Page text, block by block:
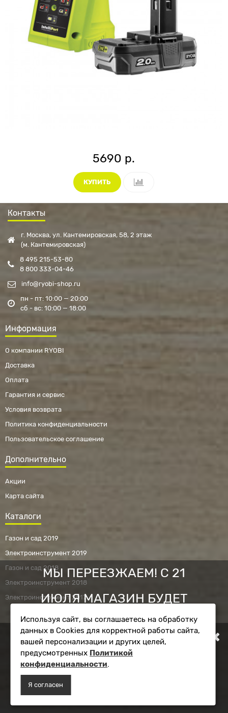
5690 р.
КУПИТЬ
МЫ ПЕРЕЕЗЖАЕМ! С 21
ИЮЛЯ МАГАЗИН БУДЕТ
РАБОТАТЬ ПО НОВОМУ
АДРЕСУ. ПОДРОБНАЯ
ИНФОРМАЦИЯ О ПЕРЕЕЗДЕ
Контакты
г. Москва, ул. Кантемировская, 58, 2 этаж
(м. Кантемировская)
8 495 215-53-80
8 800 333-04-46
info@ryobi-shop.ru
пн - пт: 10:00 — 20:00
сб - вс: 10:00 — 18:00
Информация
О компании RYOBI
Доставка
Оплата
Гарантия и сервис
Условия возврата
Политика конфиденциальности
Пользовательское соглашение
Дополнительно
Акции
Карта сайта
Каталоги
Газон и сад 2019
Электроинструмент 2019
Газон и сад 2018
Электроинструмент 2018
Электроинструмент 2017
Фирменный магазин RYOBI © 2010 - 2026.
Информация на сайте ryobi-shop.ru не является публичной
офертой.
Используя сайт, вы соглашаетесь на обработку
данных в Cookies для корректной работы сайта,
вашей персонализации и других целей,
предусмотренных Политикой
конфиденциальности.
Я согласен